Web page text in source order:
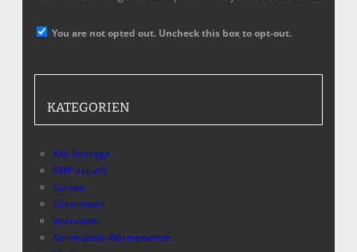
You are not opted out. Uncheck this box to opt-out.
KATEGORIEN
Alle Beiträge
BWP aktuell
Europa
Hörenswert
Interviews
Kommunale Wärmewende